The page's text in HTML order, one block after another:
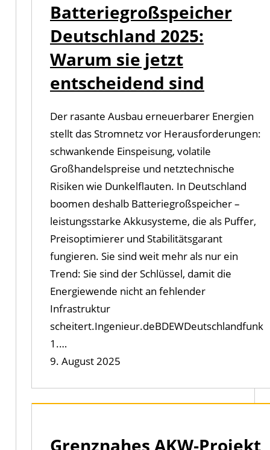
Batteriegroßspeicher
Deutschland 2025:
Warum sie jetzt
entscheidend sind
Der rasante Ausbau erneuerbarer Energien
stellt das Stromnetz vor Herausforderungen:
schwankende Einspeisung, volatile
Großhandelspreise und netztechnische
Risiken wie Dunkelflauten. In Deutschland
boomen deshalb Batteriegroßspeicher –
leistungsstarke Akkusysteme, die als Puffer,
Preisoptimierer und Stabilitätsgarant
fungieren. Sie sind weit mehr als nur ein
Trend: Sie sind der Schlüssel, damit die
Energiewende nicht an fehlender
Infrastruktur
scheitert.Ingenieur.deBDEWDeutschlandfunk
1.…
9. August 2025
Grenznahes AKW‑Projekt